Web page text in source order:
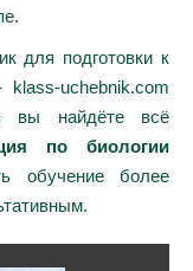
для подготовки к
uchebnik.com
вы найдёте всё
по биологии
обучение более